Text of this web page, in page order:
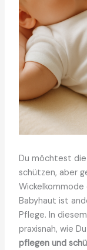
Du möchtest
schützen, aber
Babyhaut ist
Pflege. In
praxisnah, wie
pflegen und